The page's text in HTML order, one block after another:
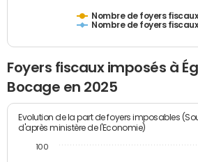
Nombre de foyers
Nombre de foyers
Foyers fiscaux imposés à
Bocage en 2025
Evolution de la part de foyers imposables
d'après ministère de l'Economie)
100